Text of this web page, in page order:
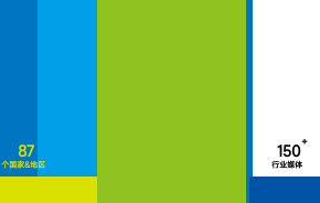
150+
行业媒体
87
个国家&地区